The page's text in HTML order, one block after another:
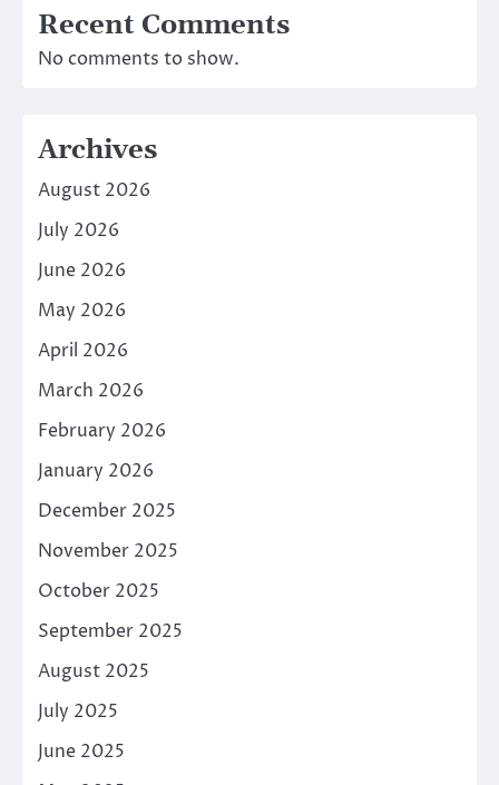
Recent Comments
No comments to show.
Archives
August 2026
July 2026
June 2026
May 2026
April 2026
March 2026
February 2026
January 2026
December 2025
November 2025
October 2025
September 2025
August 2025
July 2025
June 2025